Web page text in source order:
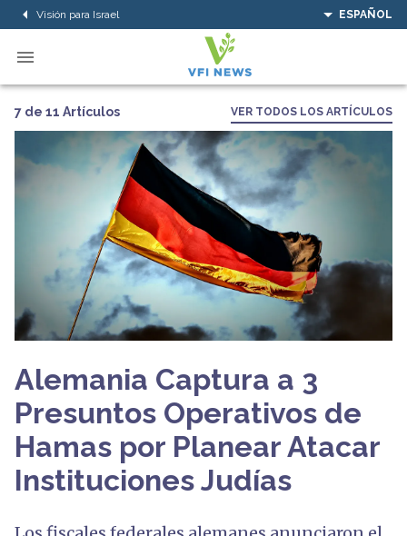
Visión para Israel ESPAÑOL
7 de 11 Artículos VER TODOS LOS ARTÍCULOS
Alemania Captura a 3
Presuntos Operativos de
Hamas por Planear Atacar
Instituciones Judías